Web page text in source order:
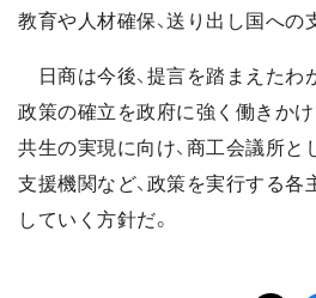
教育や人材確保、送り出し国への
日商は今後、提言を踏まえたわ
政策の確立を政府に強く働きかけ
共生の実現に向け、商工会議所と
支援機関など、政策を実行する各
していく方針だ。